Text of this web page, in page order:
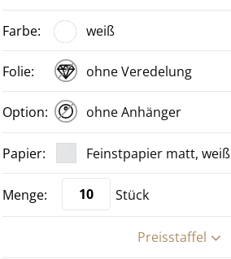
weiß
ohne Veredelung
ohne Anhänger
Feinstpapier matt, weiß
Stück
Preisstaffel